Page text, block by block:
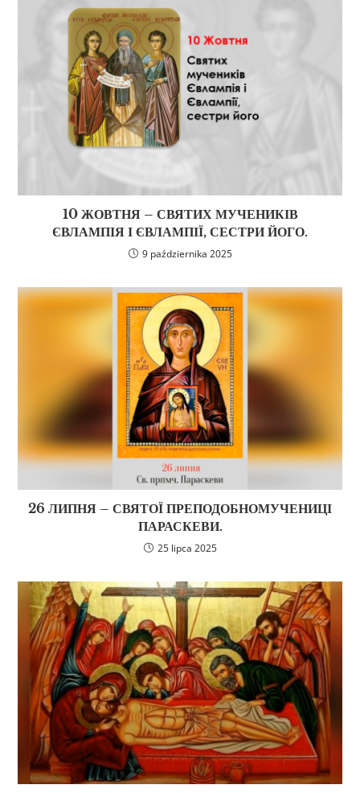
10 ЖОВТНЯ – СВЯТИХ МУЧЕНИКІВ
ЄВЛАМПІЯ І ЄВЛАМПІЇ, СЕСТРИ ЙОГО.
9 października 2025
26 ЛИПНЯ – СВЯТОЇ ПРЕПОДОБНОМУЧЕНИЦІ
ПАРАСКЕВИ.
25 lipca 2025